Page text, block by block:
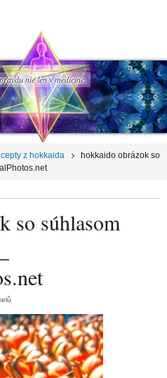
nie len v medicíne.
z hokkaida
hokkaido obrázok so
so súhlasom